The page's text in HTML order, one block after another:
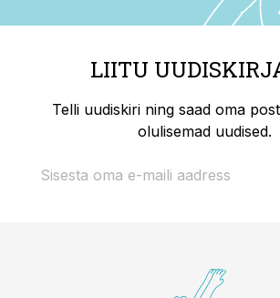
LIITU
Telli uudiskiri ning saad oma
olulisemad uudised.